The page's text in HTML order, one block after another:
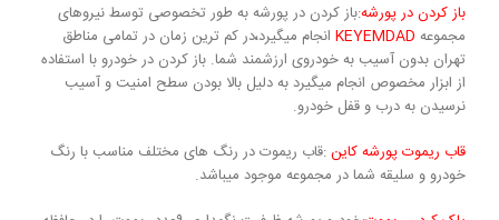
باز کردن در پورشه:باز کردن در پورشه به طور تخصوصی توسط نیروهای
مجموعه KEYEMDAD انجام میگیرد،در کم ترین زمان در تمامی مناطق
تهران بدون آسیب به خودروی ارزشمند شما. باز کردن در خودرو با استفاده
از ابزار مخصوص انجام میگیرد به دلیل بالا بودن سطح امنیت و آسیب
نرسیدن به درب و قفل خودرو.
قاب ریموت پورشه کاین:قاب ریموت در رنگ های مختلف مناسب با رنگ
خودرو و سلیقه شما در مجموعه موجود میباشد.